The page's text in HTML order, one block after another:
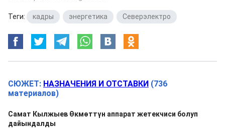
Теги: кадры энергетика Северэлектро
СЮЖЕТ: НАЗНАЧЕНИЯ И ОТСТАВКИ (736
материалов)
Самат Кылжыев Өкмөттүн аппарат жетекчиси болуп
дайындалды